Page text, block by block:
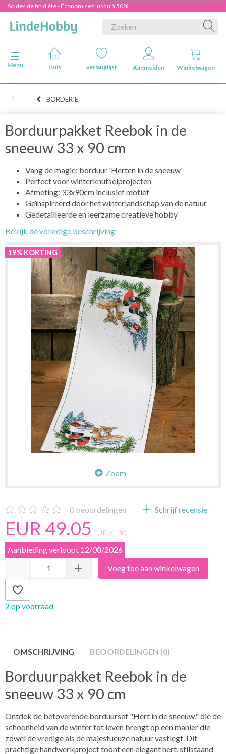
Soldes de fin d'été - Économisez jusqu'à 50%
Navigatie in-/uitschakelen
Menu
Huis verlanglijst Aanmelden Winkelwagen
BORDERIE
Borduurpakket Reebok in de
sneeuw 33 x 90 cm
Vang de magie: borduur 'Herten in de sneeuw'
Perfect voor winterknutselprojecten
Afmeting: 33x90cm inclusief motief
Geïnspireerd door het winterlandschap van de natuur
Gedetailleerde en leerzame creatieve hobby
Bekijk de volledige beschrijving
19% KORTING
Zoom
0 beoordelingen Schrijf recensie
EUR 49.05 EUR 61.30
Aanbieding verloopt 12/08/2026
Voeg toe aan winkelwagen
2 op voorraad
OMSCHRIJVING BEOORDELINGEN (0)
Borduurpakket Reebok in de
sneeuw 33 x 90 cm
Ontdek de betoverende borduurset "Hert in de sneeuw," die de
schoonheid van de winter tot leven brengt op een manier die
zowel de vredige als de majestueuze natuur vastlegt. Dit
prachtige handwerkproject toont een elegant hert, stilstaand